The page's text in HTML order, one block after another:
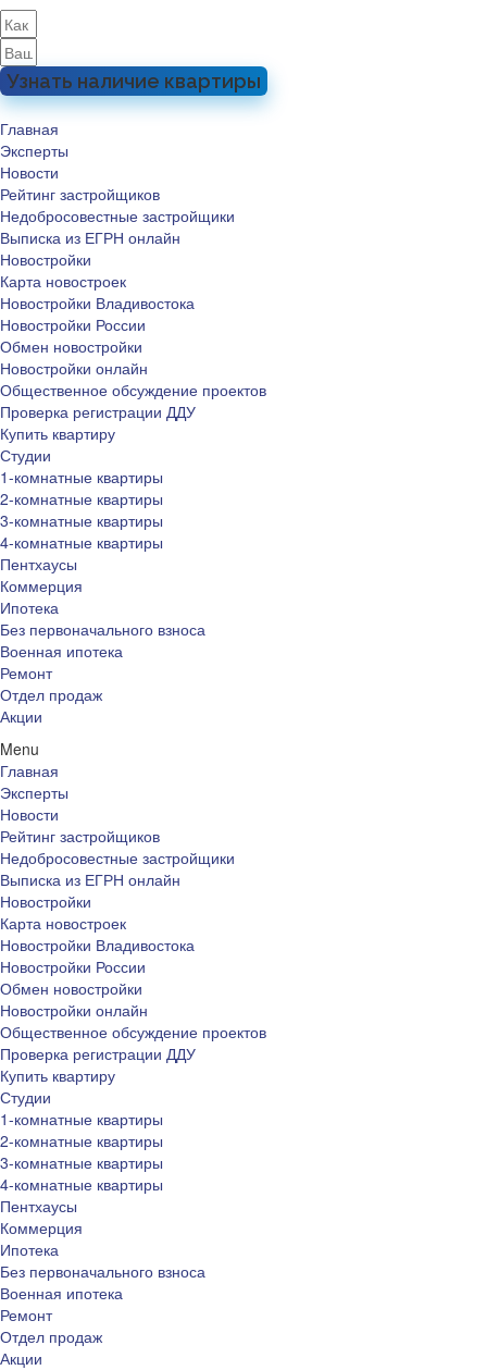
Узнать наличие квартиры
Главная
Эксперты
Новости
Рейтинг застройщиков
Недобросовестные застройщики
Выписка из ЕГРН онлайн
Новостройки
Карта новостроек
Новостройки Владивостока
Новостройки России
Обмен новостройки
Новостройки онлайн
Общественное обсуждение проектов
Проверка регистрации ДДУ
Купить квартиру
Студии
1-комнатные квартиры
2-комнатные квартиры
3-комнатные квартиры
4-комнатные квартиры
Пентхаусы
Коммерция
Ипотека
Без первоначального взноса
Военная ипотека
Ремонт
Отдел продаж
Акции
Menu
Главная
Эксперты
Новости
Рейтинг застройщиков
Недобросовестные застройщики
Выписка из ЕГРН онлайн
Новостройки
Карта новостроек
Новостройки Владивостока
Новостройки России
Обмен новостройки
Новостройки онлайн
Общественное обсуждение проектов
Проверка регистрации ДДУ
Купить квартиру
Студии
1-комнатные квартиры
2-комнатные квартиры
3-комнатные квартиры
4-комнатные квартиры
Пентхаусы
Коммерция
Ипотека
Без первоначального взноса
Военная ипотека
Ремонт
Отдел продаж
Акции